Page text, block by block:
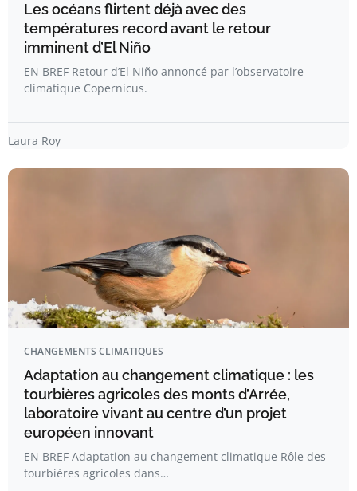
Les océans flirtent déjà avec des
températures record avant le retour
imminent d’El Niño
EN BREF Retour d’El Niño annoncé par l’observatoire
climatique Copernicus.
Laura Roy
CHANGEMENTS CLIMATIQUES
Adaptation au changement climatique : les
tourbières agricoles des monts d’Arrée,
laboratoire vivant au centre d’un projet
européen innovant
EN BREF Adaptation au changement climatique Rôle des
tourbières agricoles dans…